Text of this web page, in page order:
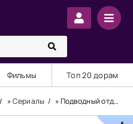
Фильмы Топ 20 дорам
»Сериалы » Подводный отдел по борьбе с преступностью